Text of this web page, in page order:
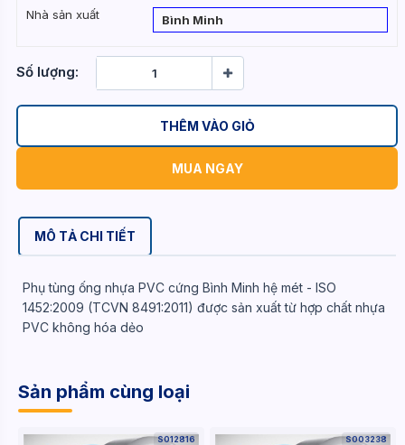
Nhà sản xuất Bình Minh
Số lượng:
THÊM VÀO GIỎ
MUA NGAY
MÔ TẢ CHI TIẾT
Phụ tùng ống nhựa PVC cứng Bình Minh hệ mét - ISO
1452:2009 (TCVN 8491:2011) được sản xuất từ hợp chất nhựa
PVC không hóa dẻo
Sản phẩm cùng loại
S012816 S003238